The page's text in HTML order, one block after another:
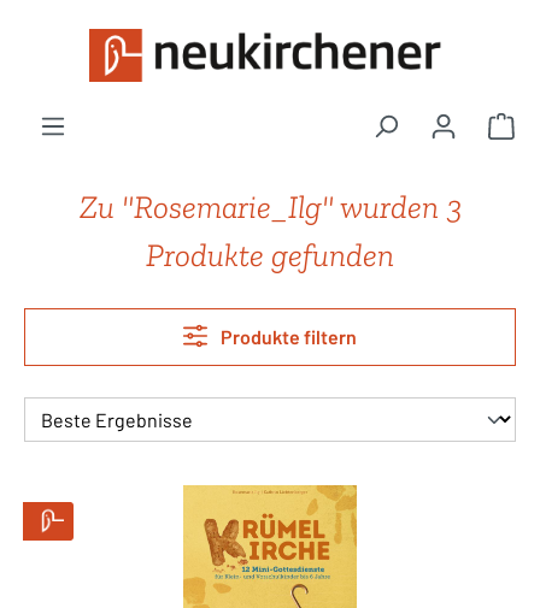
Zum Hauptinhalt springen
Zu "Rosemarie_Ilg" wurden 3
Produkte gefunden
Produkte filtern